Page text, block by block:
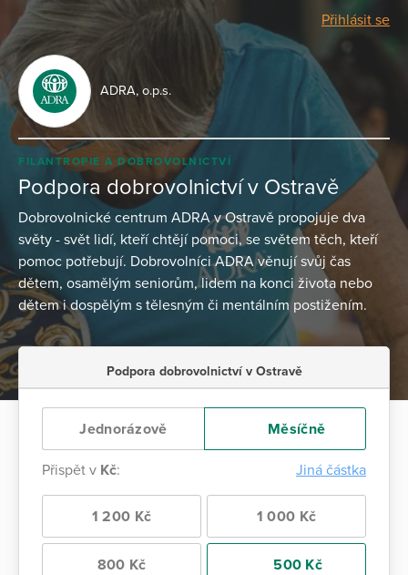
Přihlásit se
ADRA, o.p.s.
FILANTROPIE A DOBROVOLNICTVÍ
Podpora dobrovolnictví v Ostravě
Dobrovolnické centrum ADRA v Ostravě propojuje dva
světy - svět lidí, kteří chtějí pomoci, se světem těch, kteří
pomoc potřebují. Dobrovolníci ADRA věnují svůj čas
dětem, osamělým seniorům, lidem na konci života nebo
dětem i dospělým s tělesným či mentálním postižením.
Podpora dobrovolnictví v Ostravě
Jednorázově Měsíčně
Přispět v Kč: Jiná částka
1 200 Kč 1 000 Kč
800 Kč 500 Kč